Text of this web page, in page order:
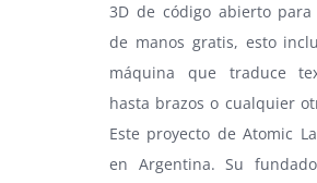
3D de código abierto
de manos gratis, esto
máquina que traduce
hasta brazos o cualquier
Este proyecto de Atomic
en Argentina. Su